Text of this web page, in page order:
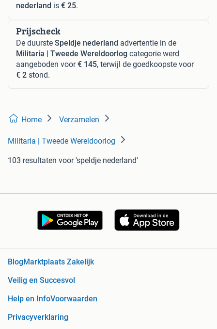
nederland is € 25.
Prijscheck
De duurste Speldje nederland advertentie in de
Militaria | Tweede Wereldoorlog categorie werd
aangeboden voor€ 145, terwijl de goedkoopste voor
€ 2 stond.
Home Verzamelen
Militaria | Tweede Wereldoorlog
103 resultaten voor 'speldje nederland'
BlogMarktplaats Zakelijk
Veilig en Succesvol
Help en InfoVoorwaarden
Privacyverklaring